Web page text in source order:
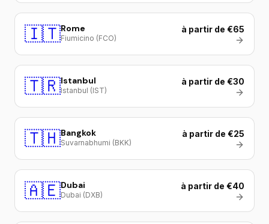
🇮🇹Rome
Fiumicino (FCO)
à partir de €65
🇹🇷Istanbul
Istanbul (IST)
à partir de €30
🇹🇭Bangkok
Suvarnabhumi (BKK)
à partir de €25
🇦🇪Dubai
Dubai (DXB)
à partir de €40